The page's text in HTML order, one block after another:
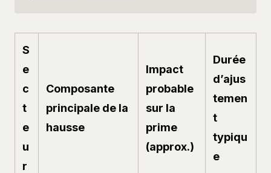
S
e
c
t
e
u
r
Composante
principale de la
hausse
Impact
probable
sur la
prime
(approx.)
Durée
d’ajus
temen
t
typiqu
e